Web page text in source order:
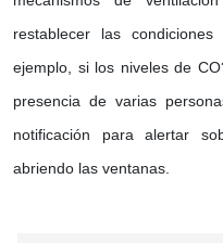
restablecer las
ejemplo, si los niveles de
presencia de varias
notificación para alertar
abriendo las ventanas.